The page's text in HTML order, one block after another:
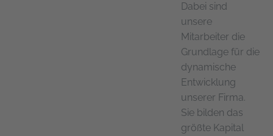
Dabei sind
unsere
Mitarbeiter die
Grundlage für die
dynamische
Entwicklung
unserer Firma.
Sie bilden das
größte Kapital